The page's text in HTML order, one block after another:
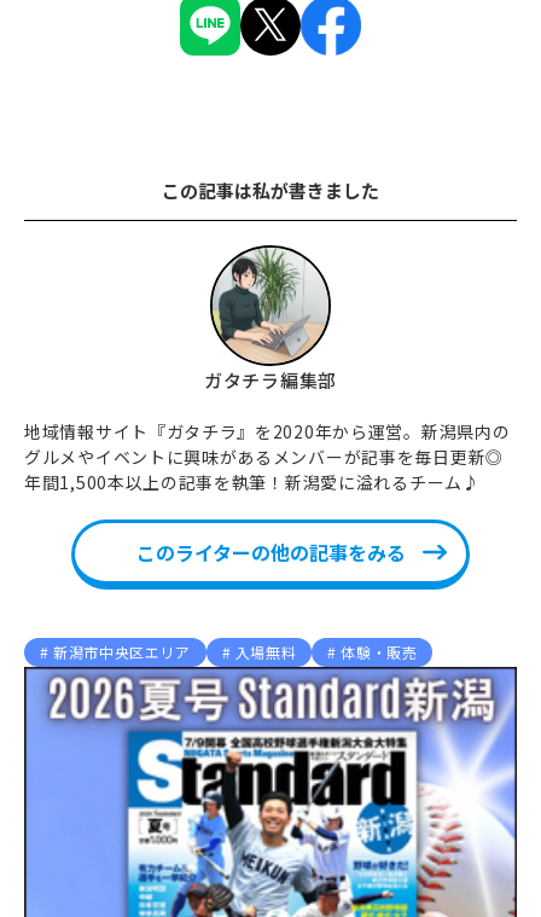
この記事は私が書きました
ガタチラ編集部
地域情報サイト『ガタチラ』を2020年から運営。新潟県内の
グルメやイベントに興味があるメンバーが記事を毎日更新◎
年間1,500本以上の記事を執筆！新潟愛に溢れるチーム♪
このライターの他の記事をみる
新潟市中央区エリア 入場無料 体験・販売